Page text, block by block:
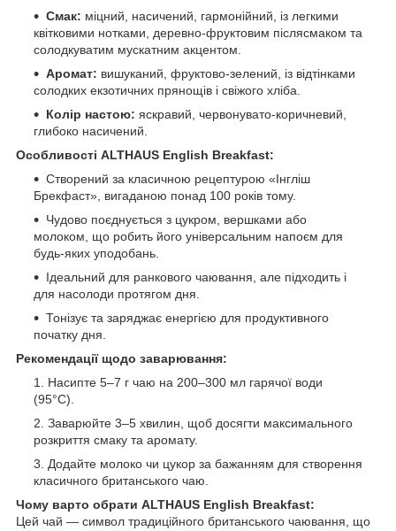
Смак: міцний, насичений, гармонійний, із легкими
квітковими нотками, деревно-фруктовим післясмаком та
солодкуватим мускатним акцентом.
Аромат: вишуканий, фруктово-зелений, із відтінками
солодких екзотичних прянощів і свіжого хліба.
Колір настою: яскравий, червонувато-коричневий,
глибоко насичений.
Особливості ALTHAUS English Breakfast:
Створений за класичною рецептурою «Інгліш
Брекфаст», вигаданою понад 100 років тому.
Чудово поєднується з цукром, вершками або
молоком, що робить його універсальним напоєм для
будь-яких уподобань.
Ідеальний для ранкового чаювання, але підходить і
для насолоди протягом дня.
Тонізує та заряджає енергією для продуктивного
початку дня.
Рекомендації щодо заварювання:
Насипте 5–7 г чаю на 200–300 мл гарячої води
(95°C).
Заварюйте 3–5 хвилин, щоб досягти максимального
розкриття смаку та аромату.
Додайте молоко чи цукор за бажанням для створення
класичного британського чаю.
Чому варто обрати ALTHAUS English Breakfast:
Цей чай — символ традиційного британського чаювання, що